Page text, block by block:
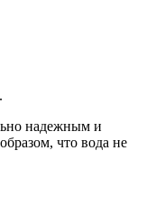
надежным и
что вода не